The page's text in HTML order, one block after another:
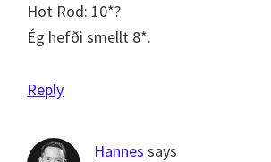
Hot Rod: 10*?
Ég hefði smellt 8*.
Reply
Hannes says